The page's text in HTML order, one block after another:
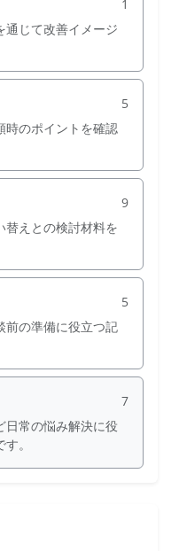
1
通じて改善イメージ
5
時のポイントを確認
9
替えとの検討材料を
5
前の準備に役立つ記
7
日常の悩み解決に役
。